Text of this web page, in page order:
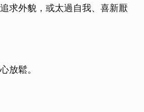
求外貌，或太過自我、喜新厭
放鬆。